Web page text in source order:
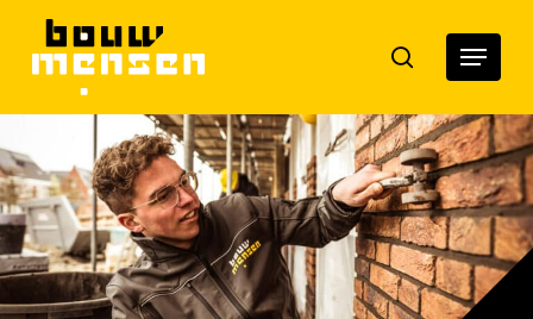
main
search Menu